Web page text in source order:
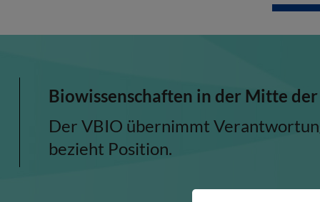
Biowissenschaften in der Mitte
Der VBIO übernimmt
bezieht Position.